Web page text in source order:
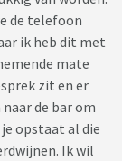
de telefoon
ik heb dit met
mate
zit en er
de bar om
opstaat al die
Ik wil